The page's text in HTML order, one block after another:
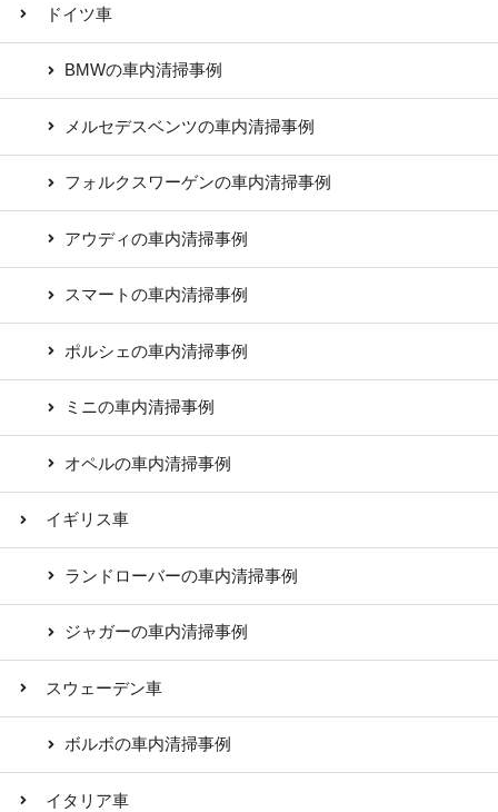
ドイツ車
BMWの車内清掃事例
メルセデスベンツの車内清掃事例
フォルクスワーゲンの車内清掃事例
アウディの車内清掃事例
スマートの車内清掃事例
ポルシェの車内清掃事例
ミニの車内清掃事例
オペルの車内清掃事例
イギリス車
ランドローバーの車内清掃事例
ジャガーの車内清掃事例
スウェーデン車
ボルボの車内清掃事例
イタリア車